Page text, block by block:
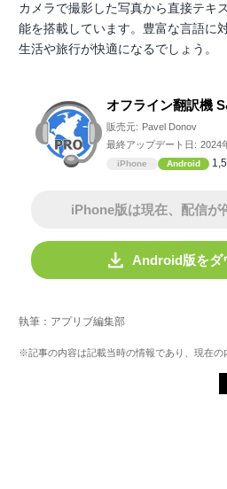
カメラで撮影した写真から直接テキ
能を搭載しています。豊富な言語に
生活や旅行が快適になるでしょう。
オフライン翻訳機
販売元: Pavel Donov
最終アップデート日: 2024
iPhone Android
iPhone版は現在、配信が
Android版をダ
執筆：アプリブ編集部
※記事の内容は記載当時の情報であり、現在の